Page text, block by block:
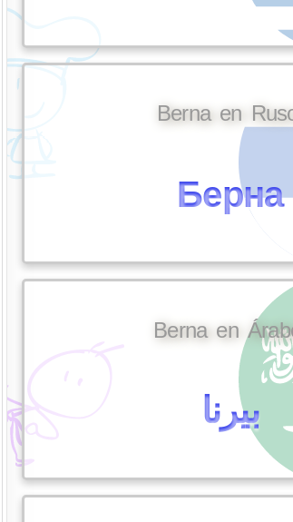
Berna en
Берна
Berna en
بيرنا